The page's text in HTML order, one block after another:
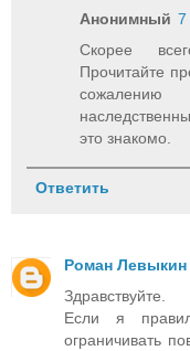
Анонимный 7
Скорее
Прочитайте
это знакомо.
Ответить
Роман Левыкин
Здравствуйте.
Если я
ограничивать